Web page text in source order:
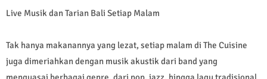
Live Musik dan Tarian Bali Setiap Malam
Tak hanya makanannya yang lezat, setiap malam di The Cuisine
juga dimeriahkan dengan musik akustik dari band yang